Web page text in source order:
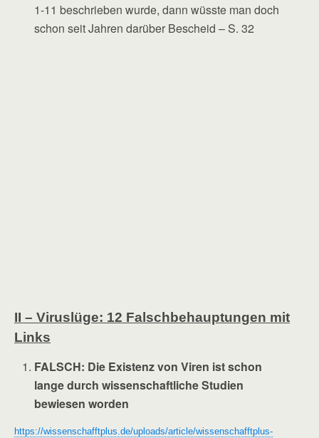
1-11 beschrieben wurde, dann wüsste man doch
schon seit Jahren darüber Bescheid – S. 32
II – Viruslüge: 12 Falschbehauptungen mit
Links
FALSCH: Die Existenz von Viren ist schon
lange durch wissenschaftliche Studien
bewiesen worden
https://wissenschafftplus.de/uploads/article/wissenschafftplus-